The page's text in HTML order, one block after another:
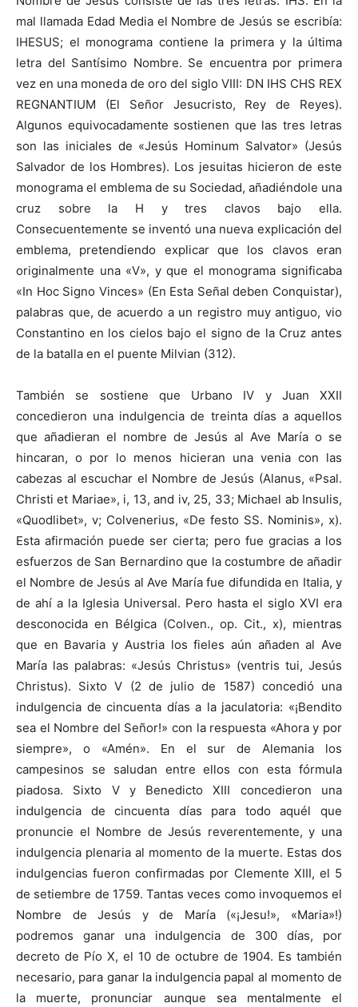
mal llamada Edad Media el Nombre de Jesús se escribía:
IHESUS; el monograma contiene la primera y la última
letra del Santísimo Nombre. Se encuentra por primera
vez en una moneda de oro del siglo VIII: DN IHS CHS REX
REGNANTIUM (El Señor Jesucristo, Rey de Reyes).
Algunos equivocadamente sostienen que las tres letras
son las iniciales de «Jesús Hominum Salvator» (Jesús
Salvador de los Hombres). Los jesuitas hicieron de este
monograma el emblema de su Sociedad, añadiéndole una
cruz sobre la H y tres clavos bajo ella.
Consecuentemente se inventó una nueva explicación del
emblema, pretendiendo explicar que los clavos eran
originalmente una «V», y que el monograma significaba
«In Hoc Signo Vinces» (En Esta Señal deben Conquistar),
palabras que, de acuerdo a un registro muy antiguo, vio
Constantino en los cielos bajo el signo de la Cruz antes
de la batalla en el puente Milvian (312).
También se sostiene que Urbano IV y Juan XXII
concedieron una indulgencia de treinta días a aquellos
que añadieran el nombre de Jesús al Ave María o se
hincaran, o por lo menos hicieran una venia con las
cabezas al escuchar el Nombre de Jesús (Alanus, «Psal.
Christi et Mariae», i, 13, and iv, 25, 33; Michael ab Insulis,
«Quodlibet», v; Colvenerius, «De festo SS. Nominis», x).
Esta afirmación puede ser cierta; pero fue gracias a los
esfuerzos de San Bernardino que la costumbre de añadir
el Nombre de Jesús al Ave María fue difundida en Italia, y
de ahí a la Iglesia Universal. Pero hasta el siglo XVI era
desconocida en Bélgica (Colven., op. Cit., x), mientras
que en Bavaria y Austria los fieles aún añaden al Ave
María las palabras: «Jesús Christus» (ventris tui, Jesús
Christus). Sixto V (2 de julio de 1587) concedió una
indulgencia de cincuenta días a la jaculatoria: «¡Bendito
sea el Nombre del Señor!» con la respuesta «Ahora y por
siempre», o «Amén». En el sur de Alemania los
campesinos se saludan entre ellos con esta fórmula
piadosa. Sixto V y Benedicto XIII concedieron una
indulgencia de cincuenta días para todo aquél que
pronuncie el Nombre de Jesús reverentemente, y una
indulgencia plenaria al momento de la muerte. Estas dos
indulgencias fueron confirmadas por Clemente XIII, el 5
de setiembre de 1759. Tantas veces como invoquemos el
Nombre de Jesús y de María («¡Jesu!», «Maria»!)
podremos ganar una indulgencia de 300 días, por
decreto de Pío X, el 10 de octubre de 1904. Es también
necesario, para ganar la indulgencia papal al momento de
la muerte, pronunciar aunque sea mentalmente el